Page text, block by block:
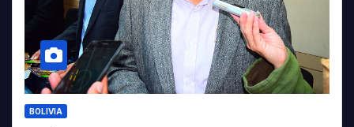
BOLIVIA